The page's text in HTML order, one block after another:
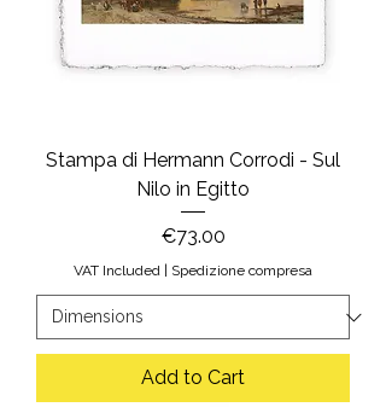
Stampa di Hermann Corrodi - Sul
Nilo in Egitto
Price
€73.00
VAT Included Spedizione compresa
Add to Cart